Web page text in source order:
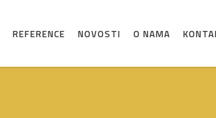
REFERENCE NOVOSTI O NAMA